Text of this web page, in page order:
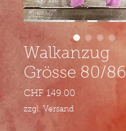
Walkanzug
Grösse 80/86
CHF 149.00
zzgl. Versand